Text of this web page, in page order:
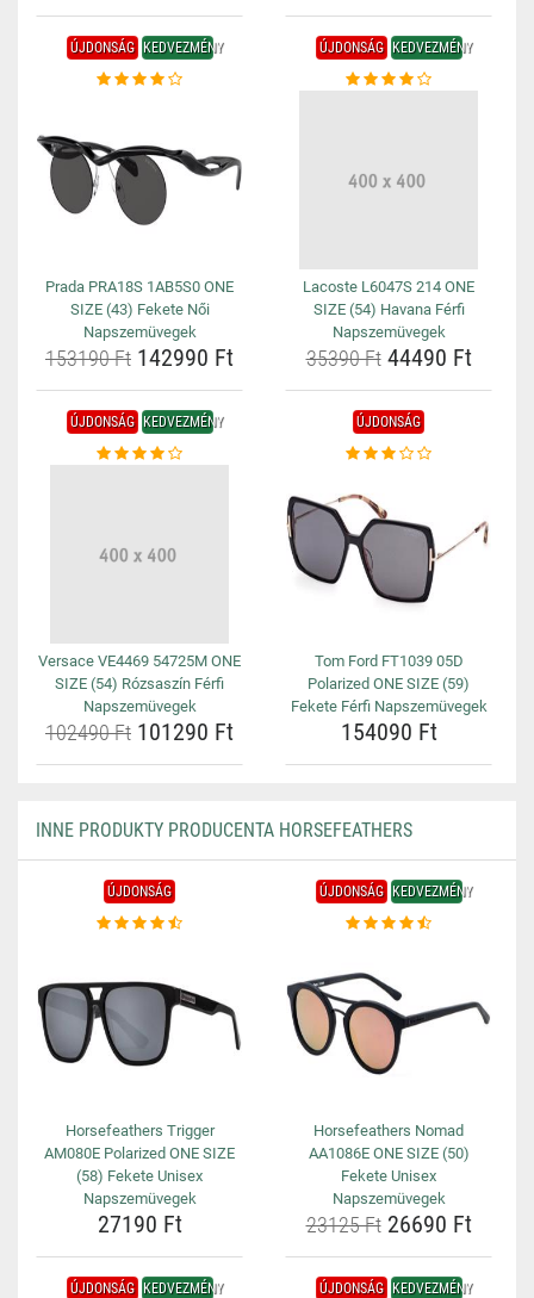
ÚJDONSÁG KEDVEZMÉNY
Prada PRA18S 1AB5S0 ONE
SIZE (43) Fekete Női
Napszemüvegek
153190 Ft 142990 Ft
ÚJDONSÁG KEDVEZMÉNY
Lacoste L6047S 214 ONE
SIZE (54) Havana Férfi
Napszemüvegek
35390 Ft44490 Ft
ÚJDONSÁG KEDVEZMÉNY
Versace VE4469 54725M ONE
SIZE (54) Rózsaszín Férfi
Napszemüvegek
102490 Ft 101290 Ft
ÚJDONSÁG
Tom Ford FT1039 05D
Polarized ONE SIZE (59)
Fekete Férfi Napszemüvegek
154090 Ft
INNE PRODUKTY PRODUCENTA HORSEFEATHERS
ÚJDONSÁG
Horsefeathers Trigger
AM080E Polarized ONE SIZE
(58) Fekete Unisex
Napszemüvegek
27190 Ft
ÚJDONSÁG KEDVEZMÉNY
Horsefeathers Nomad
AA1086E ONE SIZE (50)
Fekete Unisex
Napszemüvegek
23125 Ft26690 Ft
ÚJDONSÁG KEDVEZMÉNY ÚJDONSÁG KEDVEZMÉNY